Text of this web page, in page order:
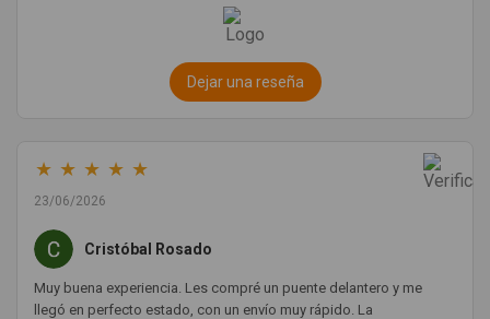
Dejar una reseña
★ ★ ★ ★ ★
23/06/2026
Cristóbal Rosado
Muy buena experiencia. Les compré un puente delantero y me
llegó en perfecto estado, con un envío muy rápido. La